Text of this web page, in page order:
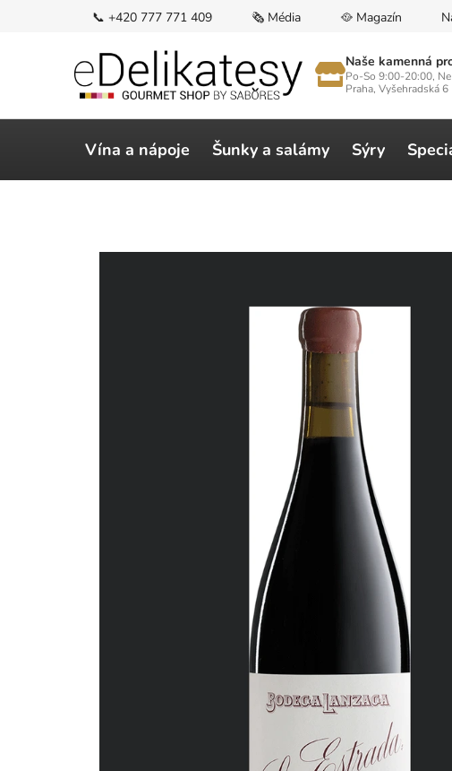
📞 +420 777 771 409 🗞️ Média 🥘 Magazín
Naše kamenná
Po-So 9:00-20:00,
Praha, Vyšehradská 6
Vína a nápoje Šunky a salámy Sýry